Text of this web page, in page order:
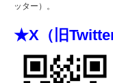
ッター）。
★X（旧